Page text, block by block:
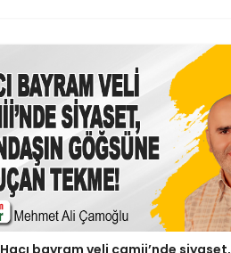
Hacı bayram veli camii’nde siyaset,